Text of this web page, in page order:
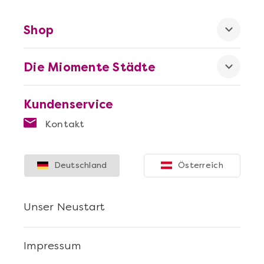
Mehr anzeigen
Kundenservice
Kontakt
Die Miomente Städte
Shop
Impressum
Unser Neustart
Deutschland Österreich